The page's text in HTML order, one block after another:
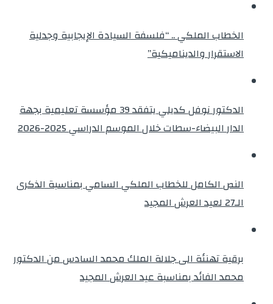
الخطاب الملكي .. “فلسفة السيادة الإيجابية وجدلية
الاستقرار والديناميكية”
الدكتور نوفل كديلي يتفقد 39 مؤسسة تعليمية بجهة
الدار البيضاء-سطات خلال الموسم الدراسي 2025-2026
النص الكامل للخطاب الملكي السامي بمناسبة الذكرى
الـ27 لعيد العرش المجيد
برقية تهنئة الى جلالة الملك محمد السادس من الدكتور
محمد الفائد بمناسبة عيد العرش المجيد